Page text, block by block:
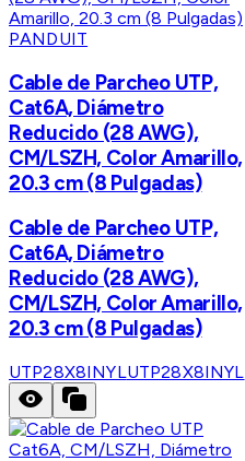
PANDUIT
Cable de Parcheo UTP,
Cat6A, Diámetro
Reducido (28 AWG),
CM/LSZH, Color Amarillo,
20.3 cm (8 Pulgadas)
Cable de Parcheo UTP,
Cat6A, Diámetro
Reducido (28 AWG),
CM/LSZH, Color Amarillo,
20.3 cm (8 Pulgadas)
UTP28X8INYLUTP28X8INYL